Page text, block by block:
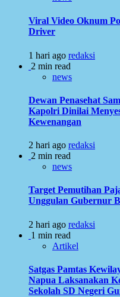
Viral Video Oknum
Driver
1 hari ago redaksi
2 min read
news
Dewan Penasehat
Kapolri Dinilai
Kewenangan
2 hari ago redaksi
2 min read
news
Target Pemutihan
Unggulan Gubernur
2 hari ago redaksi
1 min read
Artikel
Satgas Pamtas
Napua Laksanakan
Sekolah SD Negeri